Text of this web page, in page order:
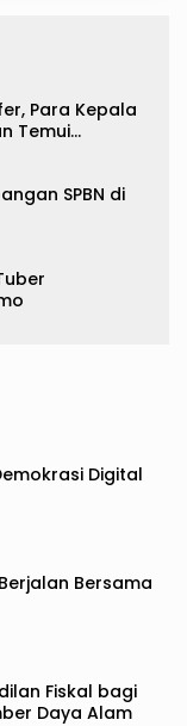
Para Kepala
Temui
SPBN di
Digital
Bersama
Fiskal bagi
Daya Alam